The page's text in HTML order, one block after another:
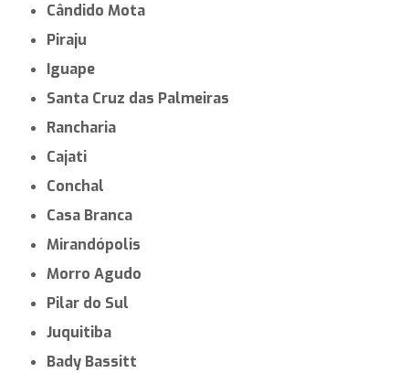
Cândido Mota
Piraju
Iguape
Santa Cruz das Palmeiras
Rancharia
Cajati
Conchal
Casa Branca
Mirandópolis
Morro Agudo
Pilar do Sul
Juquitiba
Bady Bassitt